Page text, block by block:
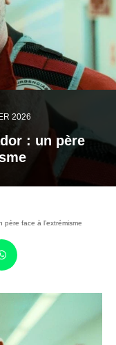
2026
: un père
face à l’extrémisme